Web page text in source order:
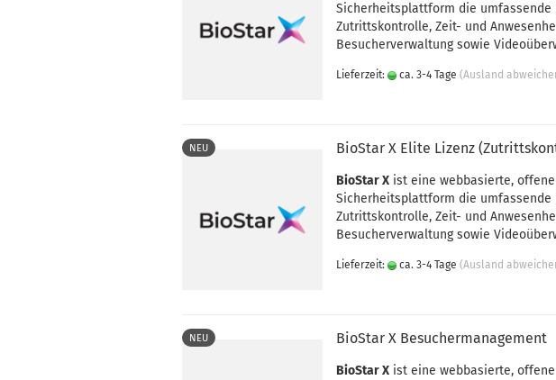
Sicherheitsplattform die
Zutrittskontrolle, Zeit- und
Besucherverwaltung sowie
Lieferzeit: ca. 3-4 Tage (Ausland
NEU BioStar X Elite Lizenz
BioStar X ist eine webbasierte,
Sicherheitsplattform die
Zutrittskontrolle, Zeit- und
Besucherverwaltung sowie
Lieferzeit: ca. 3-4 Tage (Ausland
NEU BioStar X Besuchermanagement
BioStar X ist eine webbasierte,